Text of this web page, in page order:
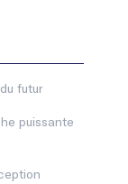
futur
puissante